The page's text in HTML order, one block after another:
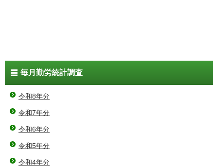
毎月勤労統計調査
令和8年分
令和7年分
令和6年分
令和5年分
令和4年分